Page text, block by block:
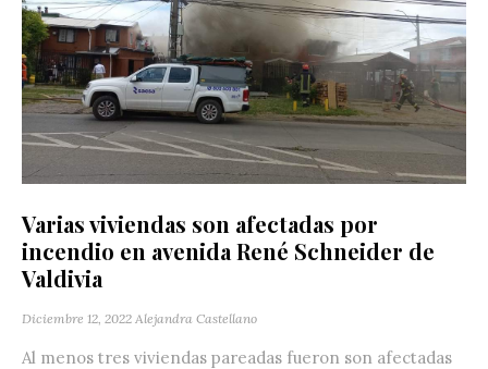
Varias viviendas son afectadas por
incendio en avenida René Schneider de
Valdivia
Diciembre 12, 2022 Alejandra Castellano
Al menos tres viviendas pareadas fueron son afectadas